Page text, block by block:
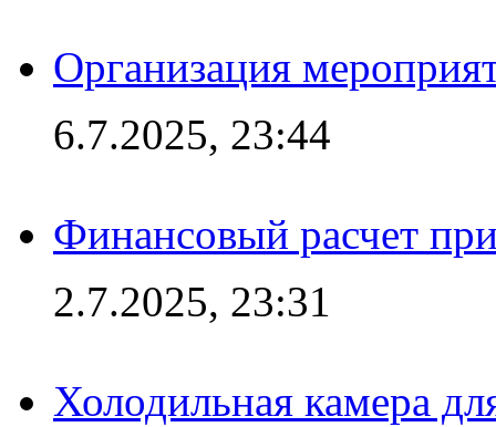
Организация
6.7.2025, 23:44
Финансовый расчет
2.7.2025, 23:31
Холодильная камера